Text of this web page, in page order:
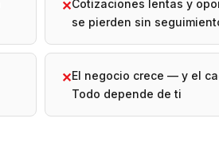
✕Cotizaciones lentas y
se pierden sin
✕El negocio crece — y el
Todo depende de ti